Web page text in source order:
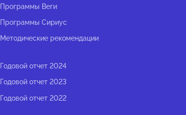
Программы Веги
Программы Сириус
Методические рекомендации
Годовой отчет 2024
Годовой отчет 2023
Годовой отчет 2022